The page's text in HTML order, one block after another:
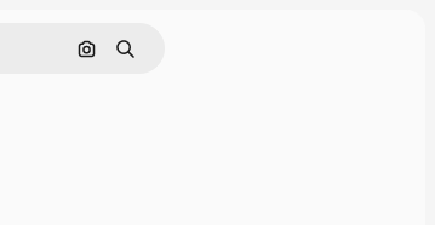
Søk etter bilde
Søk